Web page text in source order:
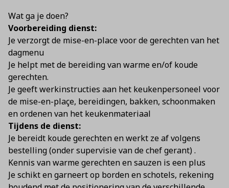
Wat ga je doen?
Voorbereiding dienst:
Je verzorgt de mise-en-place voor de gerechten van het
dagmenu
Je helpt met de bereiding van warme en/of koude
gerechten.
Je geeft werkinstructies aan het keukenpersoneel voor
de mise-en-plaçe, bereidingen, bakken, schoonmaken
en ordenen van het keukenmateriaal
Tijdens de dienst:
Je bereidt koude gerechten en werkt ze af volgens
bestelling (onder supervisie van de chef gerant) .
Kennis van warme gerechten en sauzen is een plus
Je schikt en garneert op borden en schotels, rekening